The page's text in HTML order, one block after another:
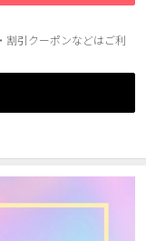
割引クーポンなどはご利